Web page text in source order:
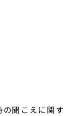
の聞こえに関す